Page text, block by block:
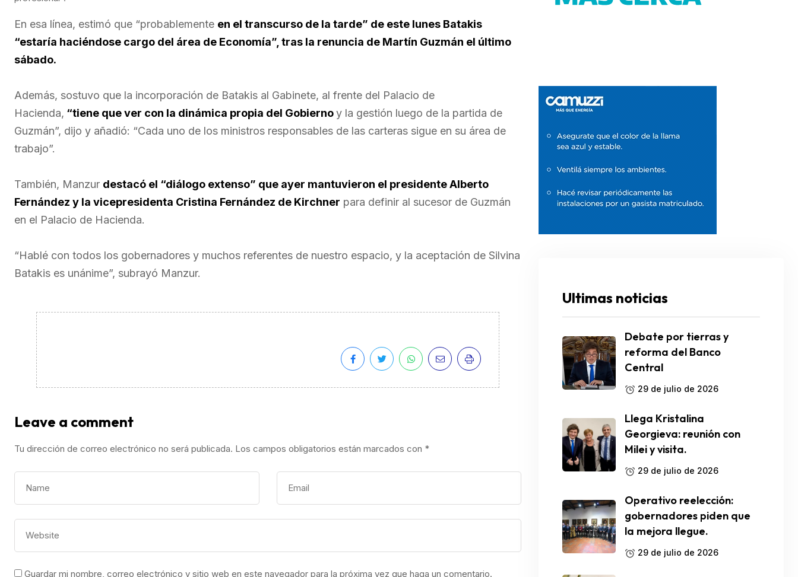
En esa línea, estimó que “probablemente en el transcurso de la tarde” de este lunes Batakis
“estaría haciéndose cargo del área de Economía”, tras la renuncia de Martín Guzmán el último
sábado.
Además, sostuvo que la incorporación de Batakis al Gabinete, al frente del Palacio de
Hacienda, “tiene que ver con la dinámica propia del Gobiernoy la gestión luego de la partida de
Guzmán”, dijo y añadió: “Cada uno de los ministros responsables de las carteras sigue en su área de
trabajo”.
También, Manzur destacó el “diálogo extenso” que ayer mantuvieron el presidente Alberto
Fernández y la vicepresidenta Cristina Fernández de Kirchner para definir al sucesor de Guzmán
en el Palacio de Hacienda.
“Hablé con todos los gobernadores y muchos referentes de nuestro espacio, y la aceptación de Silvina
Batakis es unánime”, subrayó Manzur.
Leave a comment
Tu dirección de correo electrónico no será publicada. Los campos obligatorios están marcados con *
Guardar mi nombre, correo electrónico y sitio web en este navegador para la próxima vez que haga un comentario.
Ultimas noticias
Debate por tierras y
reforma del Banco
Central
29 de julio de 2026
Llega Kristalina
Georgieva: reunión con
Milei y visita.
29 de julio de 2026
Operativo reelección:
gobernadores piden que
la mejora llegue.
29 de julio de 2026